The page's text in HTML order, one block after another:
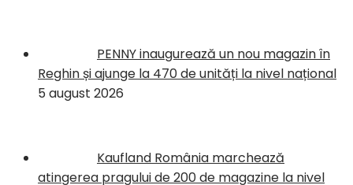
PENNY inaugurează un nou magazin în
Reghin și ajunge la 470 de unități la nivel național
5 august 2026
Kaufland România marchează
atingerea pragului de 200 de magazine la nivel